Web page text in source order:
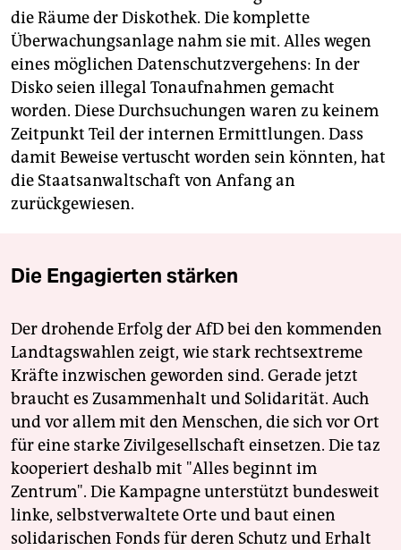
die Räume der Diskothek. Die komplette
Überwachungsanlage nahm sie mit. Alles wegen
eines möglichen Datenschutzvergehens: In der
Disko seien illegal Tonaufnahmen gemacht
worden. Diese Durchsuchungen waren zu keinem
Zeitpunkt Teil der internen Ermittlungen. Dass
damit Beweise vertuscht worden sein könnten, hat
die Staatsanwaltschaft von Anfang an
zurückgewiesen.
Die Engagierten stärken
Der drohende Erfolg der AfD bei den kommenden
Landtagswahlen zeigt, wie stark rechtsextreme
Kräfte inzwischen geworden sind. Gerade jetzt
braucht es Zusammenhalt und Solidarität. Auch
und vor allem mit den Menschen, die sich vor Ort
für eine starke Zivilgesellschaft einsetzen. Die taz
kooperiert deshalb mit "Alles beginnt im
Zentrum". Die Kampagne unterstützt bundesweit
linke, selbstverwaltete Orte und baut einen
solidarischen Fonds für deren Schutz und Erhalt